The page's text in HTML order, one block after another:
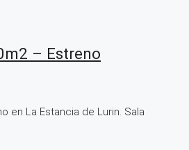
– Estreno
en La Estancia de Lurin. Sala